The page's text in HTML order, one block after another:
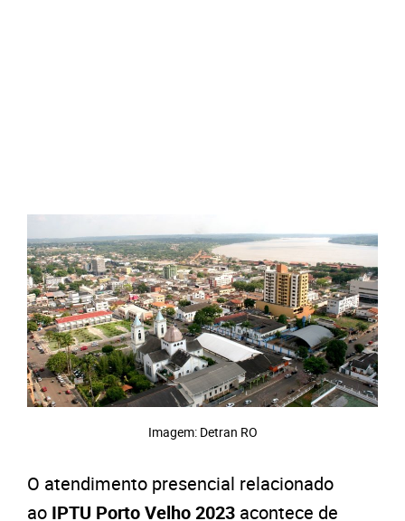
Imagem: Detran RO
O atendimento presencial relacionado
ao IPTU Porto Velho 2023 acontece de